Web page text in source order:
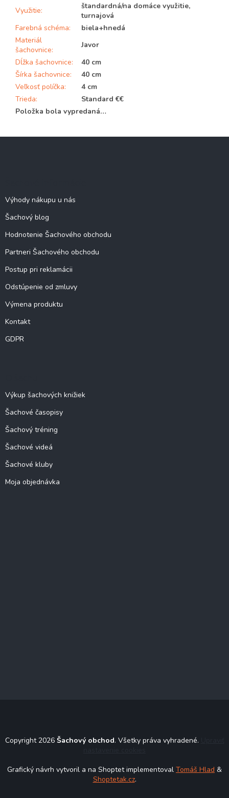
Využitie:
štandardná/na domáce využitie,
turnajová
Farebná schéma:
biela+hnedá
Materiál
šachovnice:
Javor
Dĺžka šachovnice:
40 cm
Šírka šachovnice:
40 cm
Veľkosť políčka:
4 cm
Trieda:
Standard €€
Položka bola vypredaná…
Výhody nákupu u nás
Šachový blog
Hodnotenie Šachového obchodu
Partneri Šachového obchodu
Postup pri reklamácii
Odstúpenie od zmluvy
Výmena produktu
Kontakt
GDPR
Výkup šachových knižiek
Šachové časopisy
Šachový tréning
Šachové videá
Šachové kluby
Moja objednávka
Copyright 2026 Šachový obchod. Všetky práva vyhradené.
Grafický návrh vytvoril a na Shoptet implementoval Tomáš Hlad &
Shoptetak.cz.